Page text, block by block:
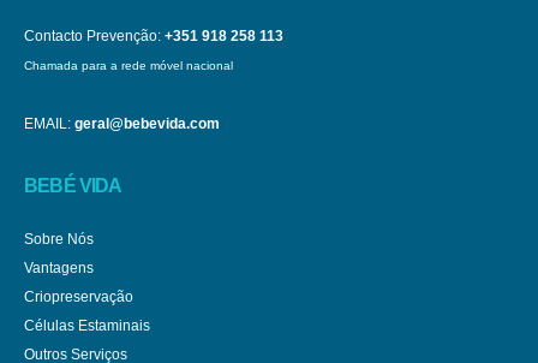
Contacto Prevenção: +351 918 258 113
Chamada para a rede móvel nacional
EMAIL: geral@bebevida.com
BEBÉ VIDA
Sobre Nós
Vantagens
Criopreservação
Células Estaminais
Outros Serviços